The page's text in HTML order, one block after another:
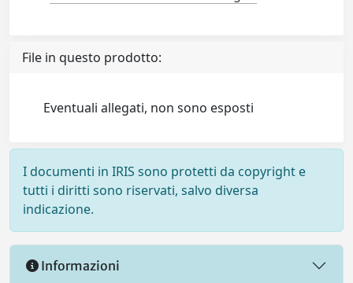
File in questo prodotto:
Eventuali allegati, non sono esposti
I documenti in IRIS sono protetti da copyright e
tutti i diritti sono riservati, salvo diversa
indicazione.
Informazioni